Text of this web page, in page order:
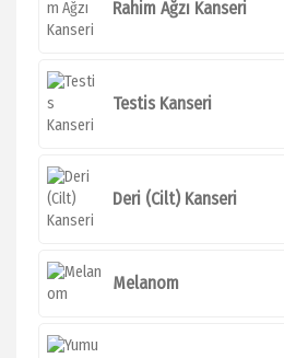
Rahim Ağzı Kanseri
Testis Kanseri
Deri (Cilt) Kanseri
Melanom